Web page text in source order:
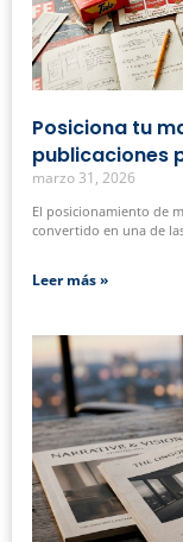
Posiciona tu
publicaciones
marzo 31, 2026
El posicionamiento de
convertido en una de
Leer más »